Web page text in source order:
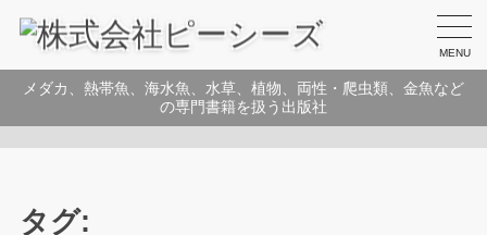
MENU
メダカ、熱帯魚、海水魚、水草、植物、両性・爬虫類、金魚など
の専門書籍を扱う出版社
タグ: